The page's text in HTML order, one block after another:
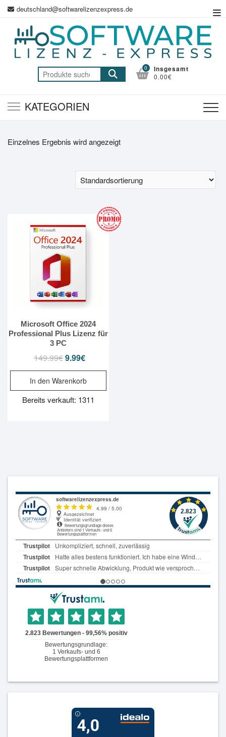
Zum
springen
deutschland@softwarelizenzexpress.de
Suche
nach:
0 Insgesamt
0.00€
KATEGORIEN
Einzelnes Ergebnis wird angezeigt
Microsoft Office 2024
Professional Plus Lizenz für
3 PC
149.99€Ursprünglicher
Preis
war:
149.99€
9.99€Aktueller
Preis
ist:
9.99€.
In den Warenkorb
Bereits verkauft: 1311